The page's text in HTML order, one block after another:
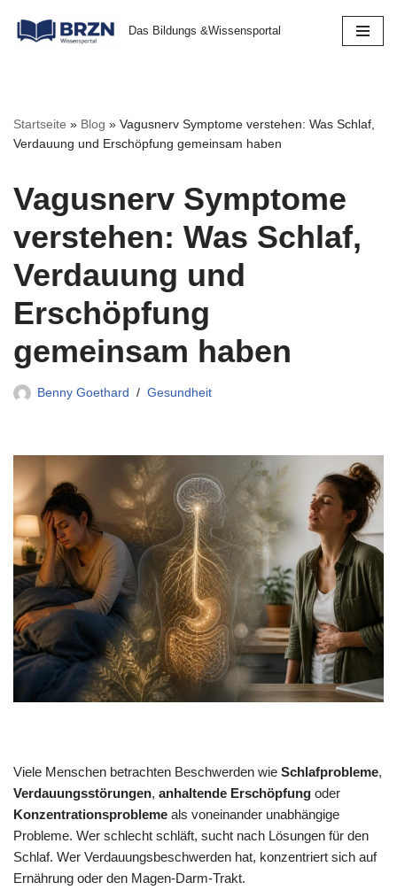
Zum
Das Bildungs &Wissensportal
Startseite » Blog » Vagusnerv Symptome verstehen: Was Schlaf,
Verdauung und Erschöpfung gemeinsam haben
Vagusnerv Symptome
verstehen: Was Schlaf,
Verdauung und
Erschöpfung
gemeinsam haben
Benny Goethard Gesundheit
Viele Menschen betrachten Beschwerden wie Schlafprobleme,
Verdauungsstörungen, anhaltende Erschöpfung oder
Konzentrationsprobleme als voneinander unabhängige
Probleme. Wer schlecht schläft, sucht nach Lösungen für den
Schlaf. Wer Verdauungsbeschwerden hat, konzentriert sich auf
Ernährung oder den Magen-Darm-Trakt.